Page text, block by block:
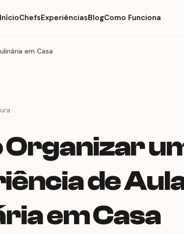
InícioChefsExperiênciasBlogComo Funciona
em Casa
Organizar
de
em Casa